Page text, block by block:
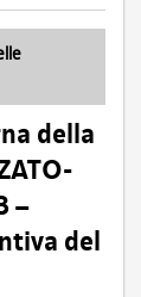
della
–
del